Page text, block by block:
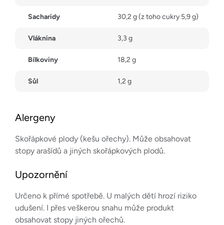
Sacharidy 30,2 g (z toho cukry 5,9 g)
Vláknina 3,3 g
Bílkoviny 18,2 g
Sůl 1,2 g
Alergeny
Skořápkové plody (kešu ořechy). Může obsahovat
stopy arašídů a jiných skořápkových plodů.
Upozornění
Určeno k přímé spotřebě. U malých dětí hrozí riziko
udušení. I přes veškerou snahu může produkt
obsahovat stopy jiných ořechů.